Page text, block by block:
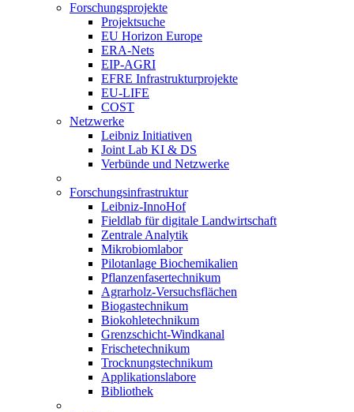
Forschungsprojekte
Projektsuche
EU Horizon Europe
ERA-Nets
EIP-AGRI
EFRE Infrastrukturprojekte
EU-LIFE
COST
Netzwerke
Leibniz Initiativen
Joint Lab KI & DS
Verbünde und Netzwerke
Forschungsinfrastruktur
Leibniz-InnoHof
Fieldlab für digitale Landwirtschaft
Zentrale Analytik
Mikrobiomlabor
Pilotanlage Biochemikalien
Pflanzenfasertechnikum
Agrarholz-Versuchsflächen
Biogastechnikum
Biokohletechnikum
Grenzschicht-Windkanal
Frischetechnikum
Trocknungstechnikum
Applikationslabore
Bibliothek